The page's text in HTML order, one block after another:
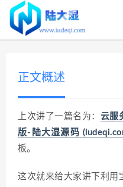
欢迎您光临陆大湿，本站秉承服务
正文概述
上次讲了一篇名为： 云服
版-陆大湿源码
板。
这次就来给大家讲下利用